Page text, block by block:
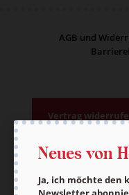
AGB und
Vertrag
Neues von
Ja, ich möchte den